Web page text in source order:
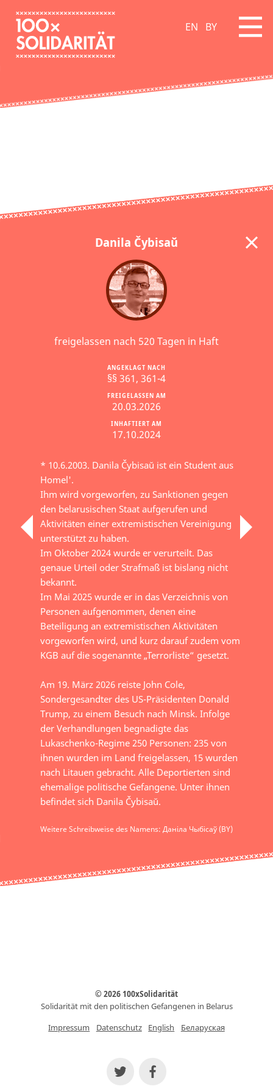
EN BY
Danila Čybisaŭ
freigelassen nach 520 Tagen in Haft
INHAFTIERT AM
17.10.2024
FREIGELASSEN AM
20.03.2026
ANGEKLAGT NACH
§§ 361, 361-4
* 10.6.2003. Danila Čybisaŭ ist ein Student aus
Homel'.
Ihm wird vorgeworfen, zu Sanktionen gegen
den belarusischen Staat aufgerufen und
Aktivitäten einer extremistischen Vereinigung
unterstützt zu haben.
Im Oktober 2024 wurde er verurteilt. Das
genaue Urteil oder Strafmaß ist bislang nicht
bekannt.
Im Mai 2025 wurde er in das Verzeichnis von
Personen aufgenommen, denen eine
Beteiligung an extremistischen Aktivitäten
vorgeworfen wird, und kurz darauf zudem vom
KGB auf die sogenannte „Terrorliste“ gesetzt.
Am 19. März 2026 reiste John Cole,
Sondergesandter des US-Präsidenten Donald
Trump, zu einem Besuch nach Minsk. Infolge
der Verhandlungen begnadigte das
Lukaschenko-Regime 250 Personen: 235 von
ihnen wurden im Land freigelassen, 15 wurden
nach Litauen gebracht. Alle Deportierten sind
ehemalige politische Gefangene. Unter ihnen
befindet sich Danila Čybisaŭ.
Weitere Schreibweise des Namens: Даніла Чыбісаў (BY)
© 2026 100xSolidarität
Solidarität mit den politischen Gefangenen in Belarus
Impressum
Datenschutz English Беларуская